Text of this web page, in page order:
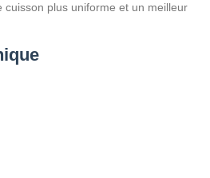
plus uniforme et un meilleur